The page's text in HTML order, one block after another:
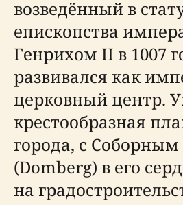
возведённый в
епископства
Генрихом II в 1007
развивался как
церковный центр.
крестообразная
города, с
(Domberg) в его
на